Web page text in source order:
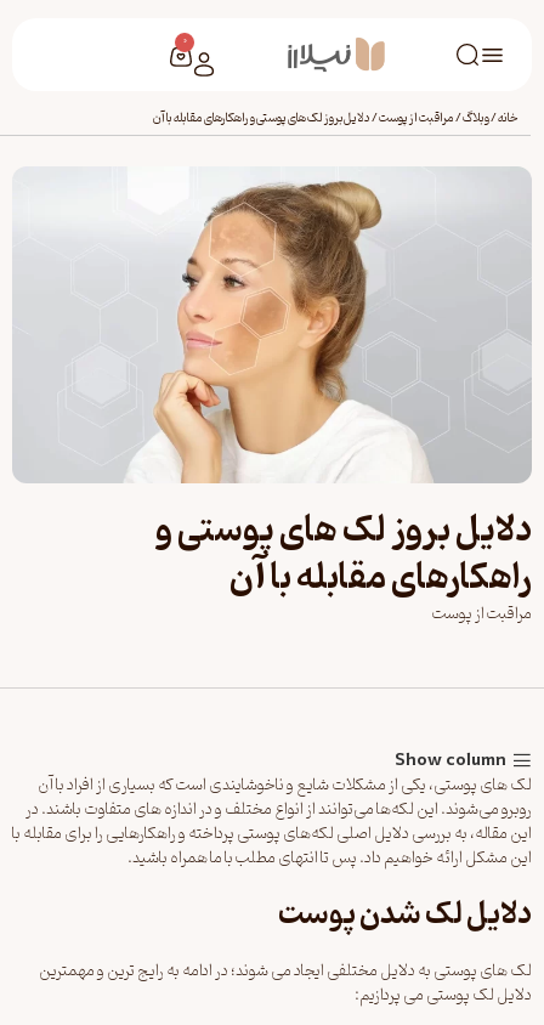
0
خانه/وبلاگ/مراقبت از پوست/دلایل بروز لک های پوستی و راهکارهای مقابله با آن
دلایل بروز لک های پوستی و
راهکارهای مقابله با آن
مراقبت از پوست
Show column
لک های پوستی، یکی از مشکلات شایع و ناخوشایندی است که بسیاری از افراد با آن
روبرو می‌شوند. این لکه‌ها می‌توانند از انواع مختلف و در اندازه های متفاوت باشند. در
این مقاله، به بررسی دلایل اصلی لکه‌های پوستی پرداخته و راهکارهایی را برای مقابله با
این مشکل ارائه خواهیم داد. پس تا انتهای مطلب باماهمراه باشید.
دلایل لک شدن پوست
لک های پوستی به دلایل مختلفی ایجاد می شوند؛ در ادامه به رایج ترین و مهمترین
دلایل لک پوستی می پردازیم: